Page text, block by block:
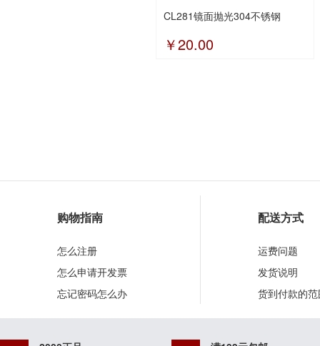
CL281镜面抛光304不锈钢
￥20.00
购物指南
怎么注册
怎么申请开发票
忘记密码怎么办
配送方式
运费问题
发货说明
货到付款的